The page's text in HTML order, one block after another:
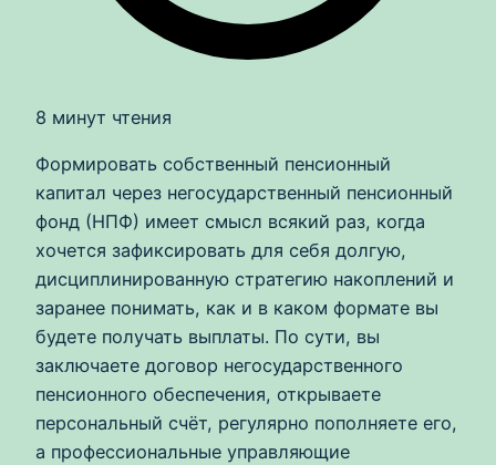
8 минут чтения
Формировать собственный пенсионный
капитал через негосударственный пенсионный
фонд (НПФ) имеет смысл всякий раз, когда
хочется зафиксировать для себя долгую,
дисциплинированную стратегию накоплений и
заранее понимать, как и в каком формате вы
будете получать выплаты. По сути, вы
заключаете договор негосударственного
пенсионного обеспечения, открываете
персональный счёт, регулярно пополняете его,
а профессиональные управляющие